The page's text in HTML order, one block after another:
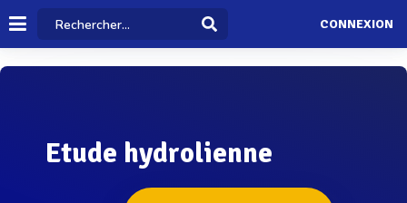
CONNEXION
Etude hydrolienne